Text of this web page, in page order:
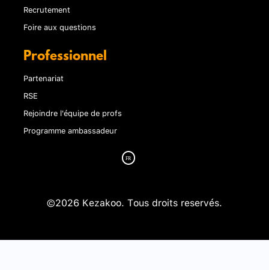
Recrutement
Foire aux questions
Professionnel
Partenariat
RSE
Rejoindre l'équipe de profs
Programme ambassadeur
©2026 Kezakoo. Tous droits reservés.